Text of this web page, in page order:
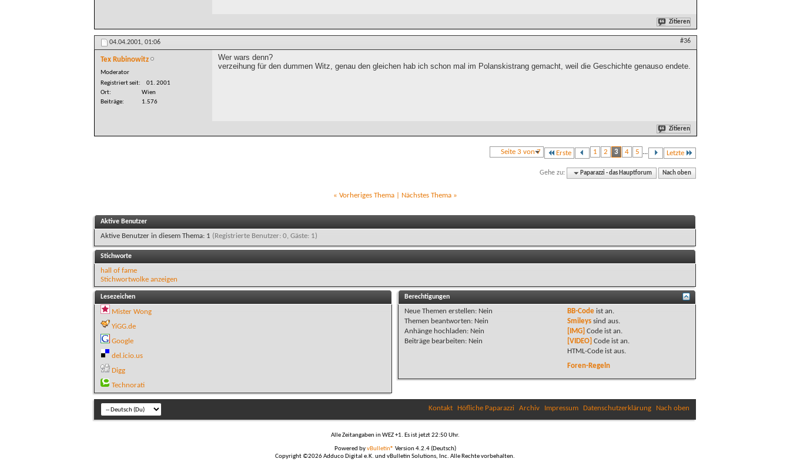
Zitieren
04.04.2001, 01:06 #36
Tex Rubinowitz
Moderator
Registriert seit
01. 2001
Ort
Wien
Beiträge
1.576
Wer wars denn?
verzeihung für den dummen Witz, genau den gleichen hab ich schon mal im Polanskistrang gemacht, weil die Geschichte genauso endete.
Zitieren
Seite 3 von 7 Erste 1 2 3 4 5 ... Letzte
Gehe zu: Paparazzi - das Hauptforum Nach oben
« Vorheriges Thema| Nächstes Thema »
Aktive Benutzer
Aktive Benutzer in diesem Thema: 1 (Registrierte Benutzer: 0, Gäste: 1)
Stichworte
hall of fame
Stichwortwolke anzeigen
Lesezeichen
Mister Wong
YiGG.de
Google
del.icio.us
Digg
Technorati
Berechtigungen
Neue Themen erstellen: Nein
Themen beantworten: Nein
Anhänge hochladen: Nein
Beiträge bearbeiten: Nein
BB-Codeist an.
Smileyssind aus.
[IMG] Code ist an.
[VIDEO] Code ist an.
HTML-Code ist aus.
Foren-Regeln
Kontakt Höfliche Paparazzi Archiv Impressum Datenschutzerklärung Nach oben
Alle Zeitangaben in WEZ +1. Es ist jetzt22:50Uhr.
Powered byvBulletin® Version 4.2.4 (Deutsch)
Copyright ©2026 Adduco Digital e.K. und vBulletin Solutions, Inc. Alle Rechte vorbehalten.